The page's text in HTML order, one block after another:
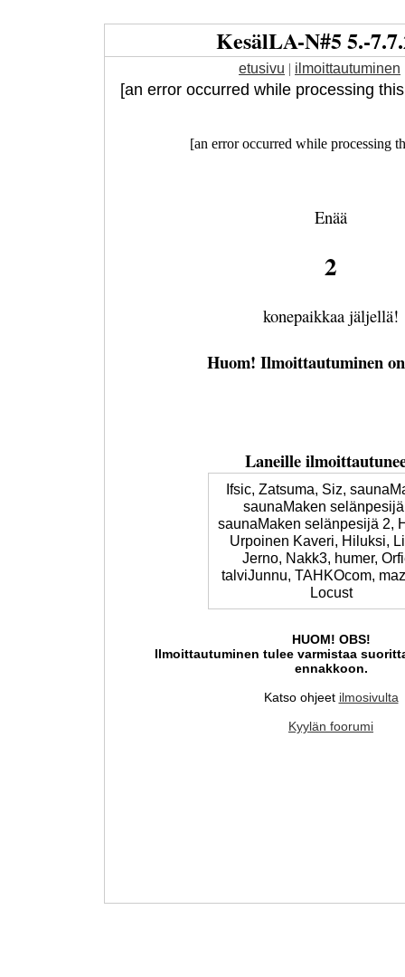
KesälLA-N#5 5.-
etusivu | ilmoittautuminen
[an error occurred while processing
[an error occurred while processing
Enää
2
konepaikkaa jäljellä!
Huom! Ilmoittautuminen
Laneille
Ifsic, Zatsuma, Siz,
saunaMaken
saunaMaken selänpesijä 2,
Urpoinen Kaveri, Hiluksi,
Jerno, Nakk3, humer,
talviJunnu, TAHKOcom,
Locust
HUOM! OBS!
Ilmoittautuminen tulee varmistaa
ennakkoon.
Katso ohjeet ilmosivulta
Kyylän foorumi